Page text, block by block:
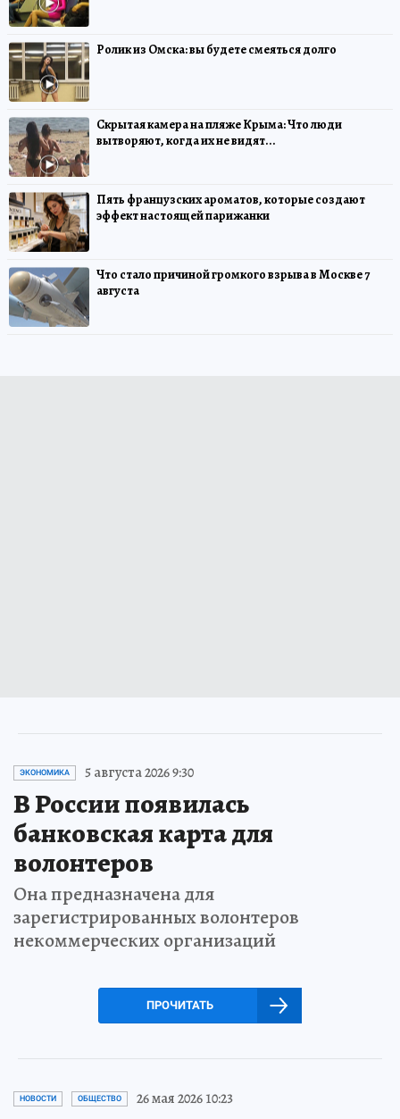
Ролик из Омска: вы будете смеяться долго
Скрытая камера на пляже Крыма: Что люди
вытворяют, когда их не видят...
Пять французских ароматов, которые создают
эффект настоящей парижанки
Что стало причиной громкого взрыва в Москве 7
августа
ЭКОНОМИКА 5 августа 2026 9:30
В России появилась
банковская карта для
волонтеров
Она предназначена для
зарегистрированных волонтеров
некоммерческих организаций
ПРОЧИТАТЬ
НОВОСТИ ОБЩЕСТВО 26 мая 2026 10:23